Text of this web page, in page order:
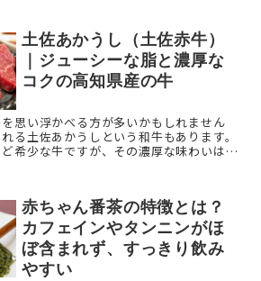
土佐あかうし（土佐赤牛）
｜ジューシーな脂と濃厚な
コクの高知県産の牛
思い浮かべる方が多いかもしれません
る土佐あかうしという和牛もあります。
希少な牛ですが、その濃厚な味わいは一
赤ちゃん番茶の特徴とは？
カフェインやタンニンがほ
ぼ含まれず、すっきり飲み
やすい